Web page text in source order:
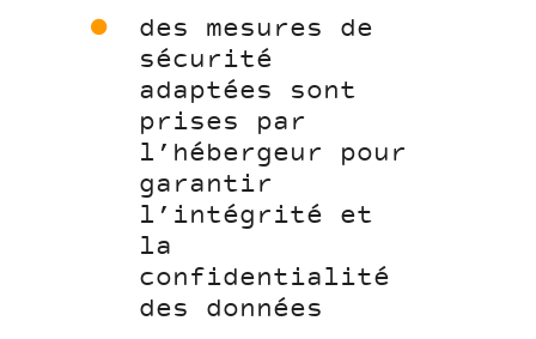
des mesures de
sécurité
adaptées sont
prises par
l’hébergeur pour
garantir
l’intégrité et
la
confidentialité
des données